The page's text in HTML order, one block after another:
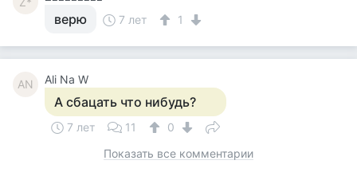
верю 7 лет 1
AN Ali Na W
А сбацать что нибудь?
7 лет 11
0
Показать все комментарии